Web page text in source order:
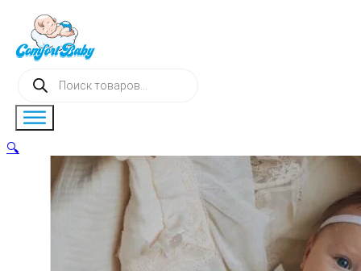
Поиск
товаров
🔍